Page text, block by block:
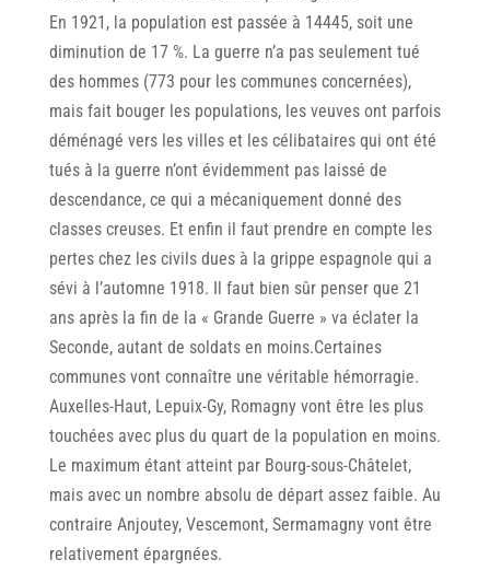
En 1921, la population est passée à 14445, soit une
diminution de 17 %. La guerre n’a pas seulement tué
des hommes (773 pour les communes concernées),
mais fait bouger les populations, les veuves ont parfois
déménagé vers les villes et les célibataires qui ont été
tués à la guerre n’ont évidemment pas laissé de
descendance, ce qui a mécaniquement donné des
classes creuses. Et enfin il faut prendre en compte les
pertes chez les civils dues à la grippe espagnole qui a
sévi à l’automne 1918. Il faut bien sûr penser que 21
ans après la fin de la « Grande Guerre » va éclater la
Seconde, autant de soldats en moins.Certaines
communes vont connaître une véritable hémorragie.
Auxelles-Haut, Lepuix-Gy, Romagny vont être les plus
touchées avec plus du quart de la population en moins.
Le maximum étant atteint par Bourg-sous-Châtelet,
mais avec un nombre absolu de départ assez faible. Au
contraire Anjoutey, Vescemont, Sermamagny vont être
relativement épargnées.